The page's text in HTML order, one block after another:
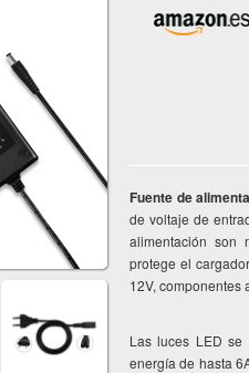
Fuente de
de voltaje de
alimentación son
protege el
12V, componentes
Las luces LED se
energía de hasta